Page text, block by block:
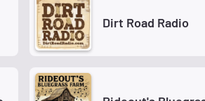
Dirt Road Radio